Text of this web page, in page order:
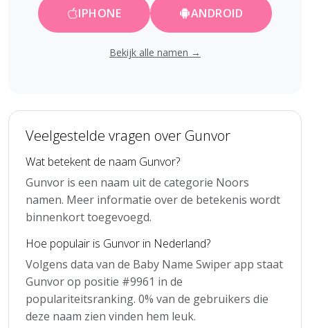
IPHONE ANDROID
Bekijk alle namen →
Veelgestelde vragen over Gunvor
Wat betekent de naam Gunvor?
Gunvor is een naam uit de categorie Noors
namen. Meer informatie over de betekenis wordt
binnenkort toegevoegd.
Hoe populair is Gunvor in Nederland?
Volgens data van de Baby Name Swiper app staat
Gunvor op positie #9961 in de
populariteitsranking. 0% van de gebruikers die
deze naam zien vinden hem leuk.